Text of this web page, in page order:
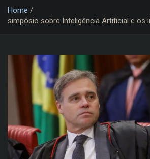
Home
simpósio sobre Inteligência Artificial e os